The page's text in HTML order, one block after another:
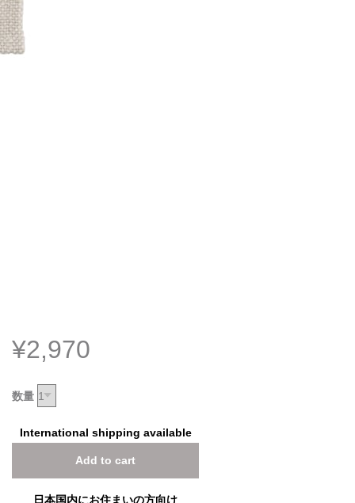
¥2,970
数量
International shipping available
Add to cart
日本国内にお住まいの方向け